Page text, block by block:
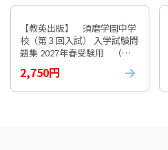
【教英出版】 須磨学園中学
校（第３回入試） 入学試験問
題集 2027年春受験用 （※
お取り寄せ商品）
2,750円